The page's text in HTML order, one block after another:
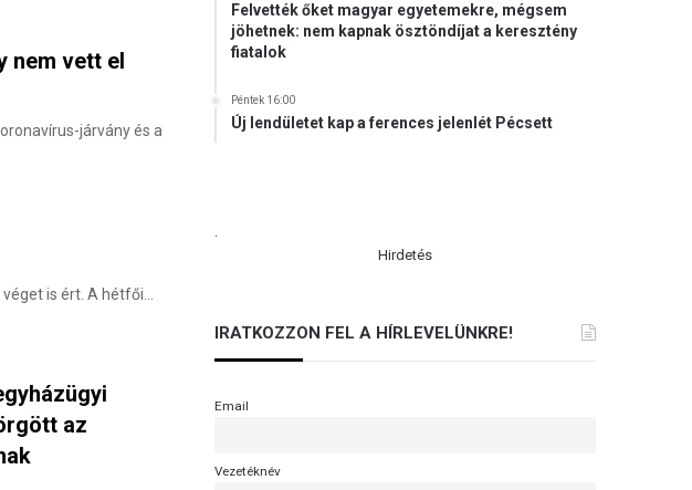
nem vett el
járvány és a
is ért. A hétfői…
az
Felvették őket magyar egyetemekre, mégsem
jöhetnek: nem kapnak ösztöndíjat a keresztény
fiatalok
Péntek 16:00
Új lendületet kap a ferences jelenlét Pécsett
.
Hirdetés
IRATKOZZON FEL A HÍRLEVELÜNKRE!
Email
Vezetéknév